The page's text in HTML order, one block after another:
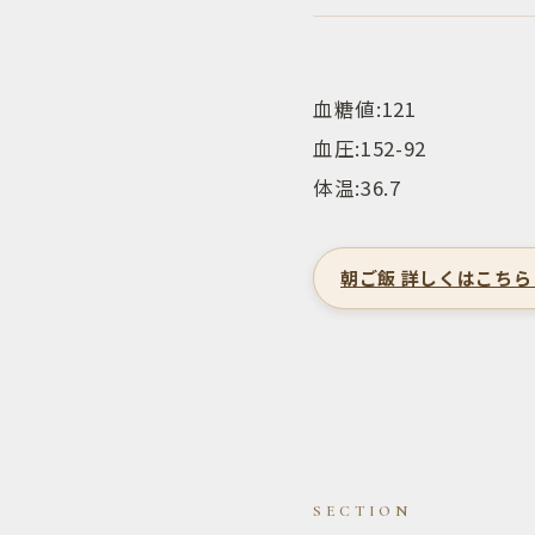
血糖値:121
血圧:152-92
体温:36.7
朝ご飯 詳しくはこち